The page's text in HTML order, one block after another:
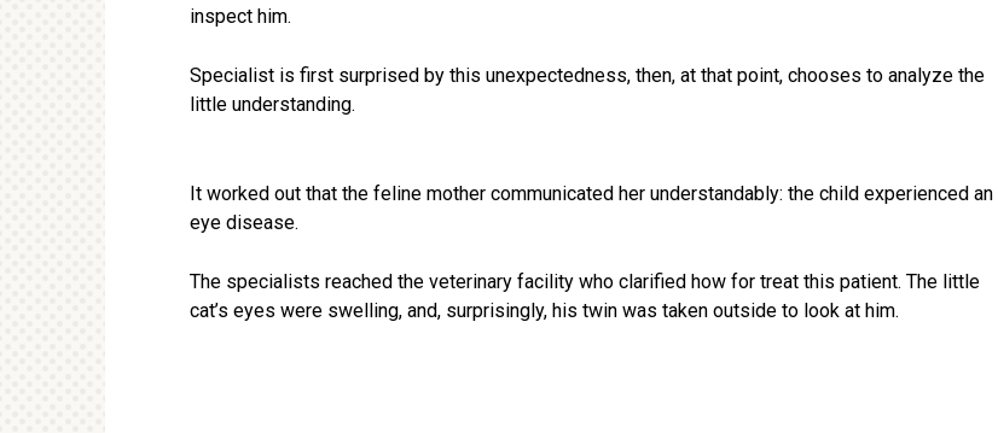
inspect him.
Specialist is first surprised by this unexpectedness, then, at that point, chooses to analyze the
little understanding.
It worked out that the feline mother communicated her understandably: the child experienced an
eye disease.
The specialists reached the veterinary facility who clarified how for treat this patient. The little
cat’s eyes were swelling, and, surprisingly, his twin was taken outside to look at him.